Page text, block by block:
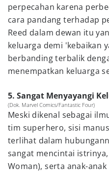
perpecahan karena
cara pandang terhadap
Reed dalam dewan itu
keluarga demi 'kebaikan
berbanding terbalik
menempatkan keluarga
5. Sangat Menyayangi
(Dok. Marvel Comics/Fantastic Four)
Meski dikenal sebagai
tim superhero, sisi
terlihat dalam
sangat mencintai
Woman), serta anak-